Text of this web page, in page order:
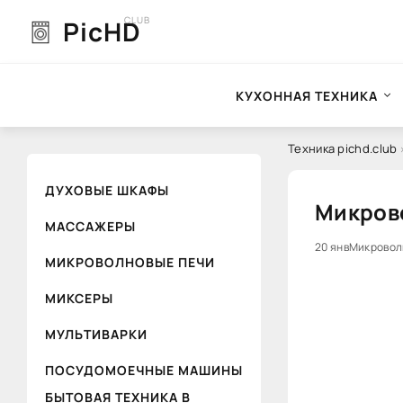
PicHD
CLUB
КУХОННАЯ ТЕХНИКА
ДУХОВЫЕ ШКАФЫ
МАССАЖЕРЫ
МИКРОВОЛНОВЫЕ ПЕЧИ
МИКСЕРЫ
МУЛЬТИВАРКИ
ПОСУДОМОЕЧНЫЕ МАШИНЫ
БЫТОВАЯ ТЕХНИКА В
Техника pichd.club
20 янв
0